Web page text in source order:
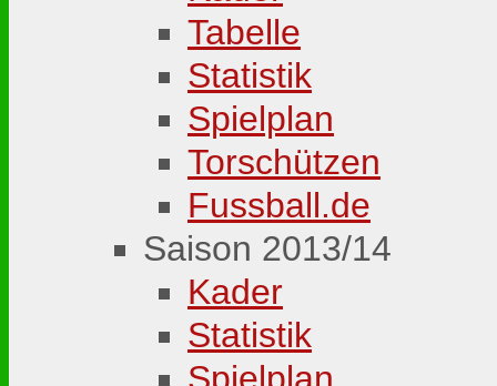
Tabelle
Statistik
Spielplan
Torschützen
Fussball.de
Saison 2013/14
Kader
Statistik